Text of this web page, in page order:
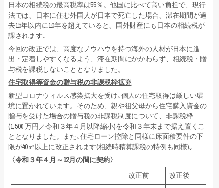
日本の相続税の最高税率は55％。他国に比べて高い負担で、現行
法では、日本に住む外国人が日本で死亡した場合、滞在期間が過
去15年以内に10年を超えていると、国外財産にも日本の相続税が
課されます｡
今回の改正では、高度なノウハウを持つ海外の人材が日本に進
出・定着しやすくなるよう、滞在期間にかかわらず、相続税・贈
与税を課税しないこととなりました。
住宅取得等資金の贈与税の非課税枠拡充
新型コロナウィルス感染拡大を受け､個人の住宅取得は厳しい環
境に置かれています。そのため、親や祖父母から住宅購入資金の
贈与を受けた場合の贈与税の非課税制度について、非課税枠
(1,500 万円／令和３年４月以降縮小)を令和３年末まで据え置くこ
ととなりました。また､住宅ローン控除と同様に床面積要件の下
限が40㎡以上に改正されます(相続時精算課税の特例も同様)｡
〈令和３年４月～12月の間に契約〉
改正前
改正後